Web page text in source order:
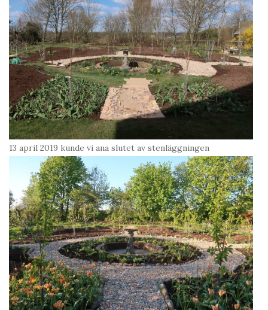
13 april 2019 kunde vi ana slutet av stenläggningen